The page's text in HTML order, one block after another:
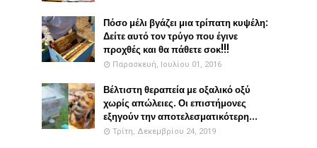
Πόσο μέλι βγάζει μια τρίπατη κυψέλη:
Δείτε αυτό τον τρύγο που έγινε
προχθές και θα πάθετε σοκ!!!
Παρασκευή, Ιουλίου 01, 2016
Βέλτιστη θεραπεία με οξαλικό οξύ
χωρίς απώλειες. Οι επιστήμονες
εξηγούν την αποτελεσματικότερη...
Τρίτη, Δεκεμβρίου 24, 2019